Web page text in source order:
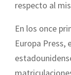
respecto al
En los once
Europa